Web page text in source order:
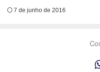
7 de junho de 2016